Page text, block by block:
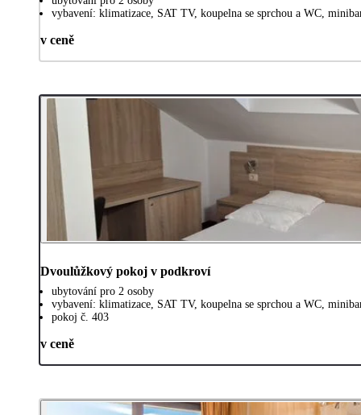
vybavení: klimatizace, SAT TV, koupelna se sprchou a WC,
v ceně
Dvoulůžkový pokoj v podkroví
ubytování pro 2 osoby
vybavení: klimatizace, SAT TV, koupelna se sprchou a WC,
pokoj č. 403
v ceně